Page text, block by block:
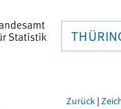
Zurück |